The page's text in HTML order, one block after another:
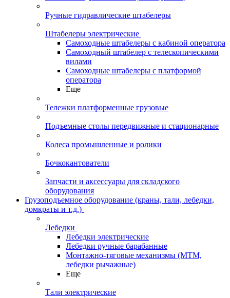
Ручные гидравлические штабелеры
Штабелеры электрические
Самоходные штабелеры с кабиной оператора
Самоходный штабелер с телескопическими
вилами
Самоходные штабелеры с платформой
оператора
Еще
Тележки платформенные грузовые
Подъемные столы передвижные и стационарные
Колеса промышленные и ролики
Бочкокантователи
Запчасти и аксессуары для складского
оборудования
Грузоподъемное оборудование (краны, тали, лебедки,
домкраты и т.д.)
Лебедки
Лебедки электрические
Лебедки ручные барабанные
Монтажно-тяговые механизмы (МТМ,
лебедки рычажные)
Еще
Тали электрические